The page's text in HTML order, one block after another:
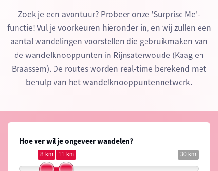
Zoek je een avontuur? Probeer onze 'Surprise Me'-
functie! Vul je voorkeuren hieronder in, en wij zullen een
aantal wandelingen voorstellen die gebruikmaken van
de wandelknooppunten in Rijnsaterwoude (Kaag en
Braassem). De routes worden real-time berekend met
behulp van het wandelknooppuntennetwerk.
Hoe ver wil je ongeveer wandelen?
30 km
8 km 11 km